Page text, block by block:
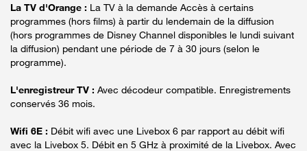
La TV d'Orange : La TV à la demande Accès à certains
programmes (hors films) à partir du lendemain de la diffusion
(hors programmes de Disney Channel disponibles le lundi suivant
la diffusion) pendant une période de 7 à 30 jours (selon le
programme).
L'enregistreur TV : Avec décodeur compatible. Enregistrements
conservés 36 mois.
Wifi 6E : Débit wifi avec une Livebox 6 par rapport au débit wifi
avec la Livebox 5. Débit en 5 GHz à proximité de la Livebox. Avec